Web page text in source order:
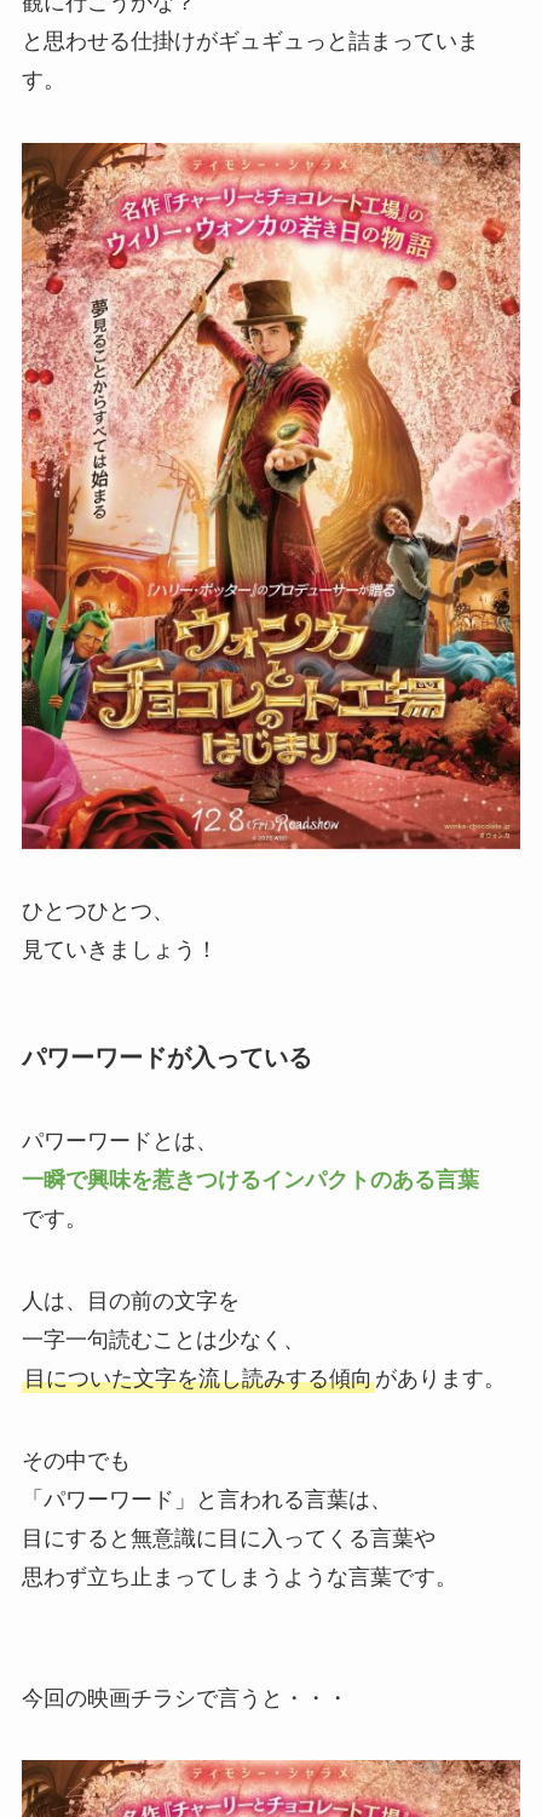
と思わせる仕掛けがギュギュっと詰まっていま
す。
ひとつひとつ、
見ていきましょう！
パワーワードが入っている
パワーワードとは、
一瞬で興味を惹きつけるインパクトのある言葉
です。
人は、目の前の文字を
一字一句読むことは少なく、
目についた文字を流し読みする傾向があります。
その中でも
「パワーワード」と言われる言葉は、
目にすると無意識に目に入ってくる言葉や
思わず立ち止まってしまうような言葉です。
今回の映画チラシで言うと・・・